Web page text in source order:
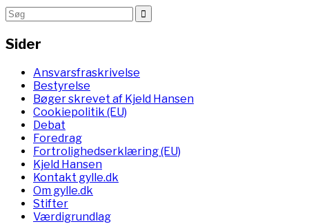
Sider
Ansvarsfraskrivelse
Bestyrelse
Bøger skrevet af Kjeld Hansen
Cookiepolitik (EU)
Debat
Foredrag
Fortrolighedserklæring (EU)
Kjeld Hansen
Kontakt gylle.dk
Om gylle.dk
Stifter
Værdigrundlag